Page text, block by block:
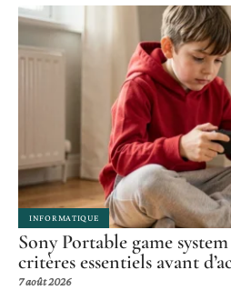
INFORMATIQUE
Sony Portable game
critères essentiels avant
7 août 2026